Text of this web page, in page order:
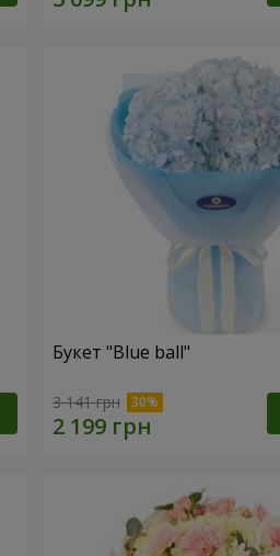
Букет "Blue ball"
3 141 грн